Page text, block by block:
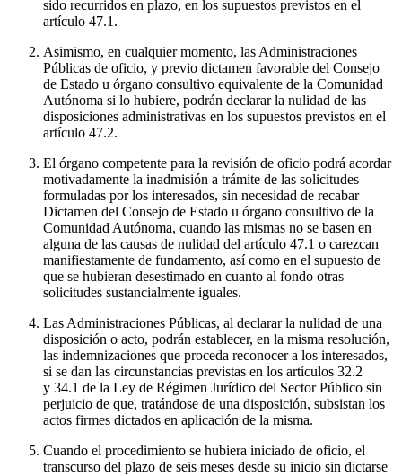
sido recurridos en plazo, en los supuestos previstos en el
artículo 47.1.
Asimismo, en cualquier momento, las Administraciones
Públicas de oficio, y previo dictamen favorable del Consejo
de Estado u órgano consultivo equivalente de la Comunidad
Autónoma si lo hubiere, podrán declarar la nulidad de las
disposiciones administrativas en los supuestos previstos en el
artículo 47.2.
El órgano competente para la revisión de oficio podrá acordar
motivadamente la inadmisión a trámite de las solicitudes
formuladas por los interesados, sin necesidad de recabar
Dictamen del Consejo de Estado u órgano consultivo de la
Comunidad Autónoma, cuando las mismas no se basen en
alguna de las causas de nulidad del artículo 47.1 o carezcan
manifiestamente de fundamento, así como en el supuesto de
que se hubieran desestimado en cuanto al fondo otras
solicitudes sustancialmente iguales.
Las Administraciones Públicas, al declarar la nulidad de una
disposición o acto, podrán establecer, en la misma resolución,
las indemnizaciones que proceda reconocer a los interesados,
si se dan las circunstancias previstas en los artículos 32.2
y 34.1 de la Ley de Régimen Jurídico del Sector Público sin
perjuicio de que, tratándose de una disposición, subsistan los
actos firmes dictados en aplicación de la misma.
Cuando el procedimiento se hubiera iniciado de oficio, el
transcurso del plazo de seis meses desde su inicio sin dictarse